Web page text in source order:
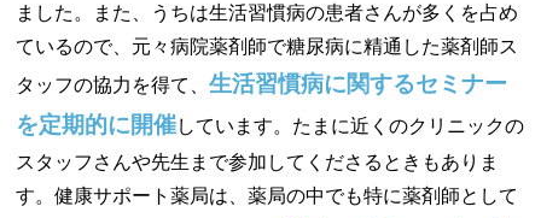
ました。また、うちは生活習慣病の患者さんが多くを占め
ているので、元々病院薬剤師で糖尿病に精通した薬剤師ス
タッフの協力を得て、 生活習慣病に関するセミナー
を定期的に開催しています。たまに近くのクリニックの
スタッフさんや先生まで参加してくださるときもありま
す。健康サポート薬局は、薬局の中でも特に薬剤師として